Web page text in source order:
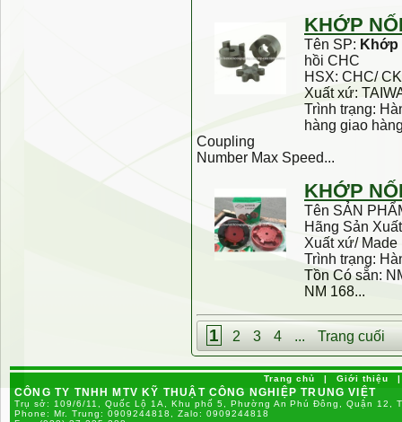
KHỚP
Tên SP: Khớp
hồi CHC
HSX: CHC/
Xuất xứ:
Trình trạng:
hàng giao
Coupling
Number Max Speed...
KHỚP
Tên SẢN
Hãng Sản
Xuất xứ/ Made
Trình trạng:
Tồn Có sẵn:
NM 168...
1 2 3 4 ... Trang cuối
Trang chủ | Giới thiệu |
CÔNG TY TNHH MTV KỸ THUẬT CÔNG NGHIỆP TRUNG VIỆT
Trụ sở: 109/6/11, Quốc Lộ 1A, Khu phố 5, Phường An Phú Đông, Quận 12,
Phone: Mr. Trung: 0909244818, Zalo: 0909244818